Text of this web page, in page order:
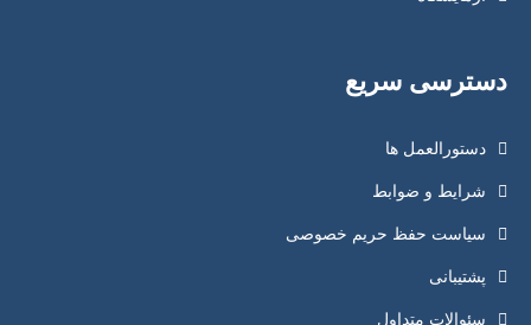
دسترسی سریع
دستورالعمل ها
شرایط و ضوابط
سیاست حفظ حریم خصوصی
پشتیبانی
سئوالات متداول